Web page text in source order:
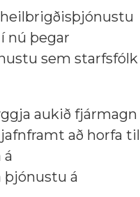
nú þegar
sem starfsfólk
aukið fjármagn
að horfa til
á
þjónustu á